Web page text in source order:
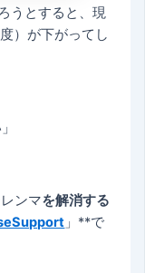
うとすると、現
）が下がってし
ンマを解消する
」**で